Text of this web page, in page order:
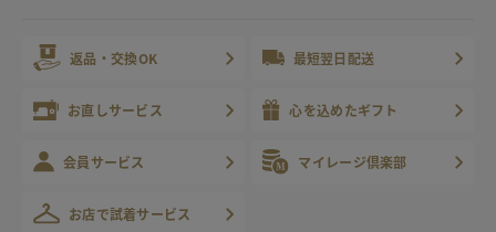
返品・交換OK 最短翌日配送
お直しサービス 心を込めたギフト
会員サービス マイレージ倶楽部
お店で試着サービス